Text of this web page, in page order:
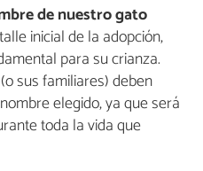
de nuestro gato
inicial de la adopción,
para su crianza.
sus familiares) deben
elegido, ya que será
toda la vida que